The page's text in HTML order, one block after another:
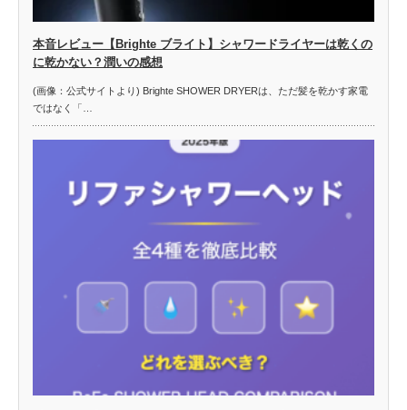
本音レビュー【Brighte ブライト】シャワードライヤーは乾くの
に乾かない？潤いの感想
(画像：公式サイトより) Brighte SHOWER DRYERは、ただ髪を乾かす家電
ではなく「…